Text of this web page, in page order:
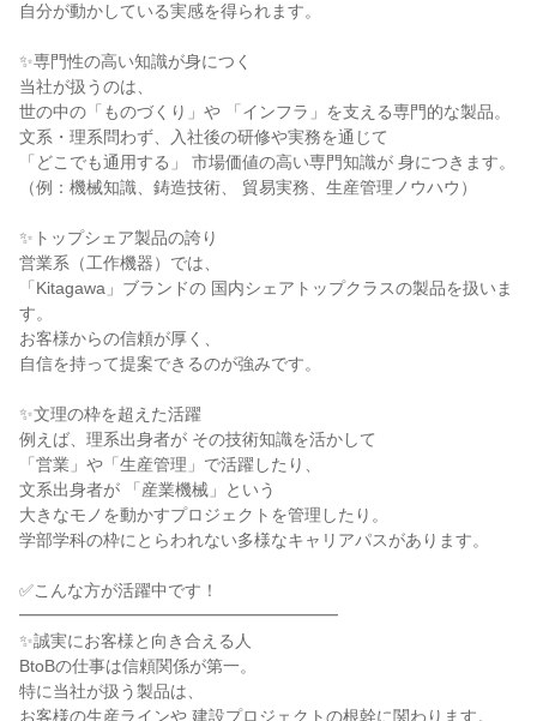
自分が動かしている実感を得られます。
✨専門性の高い知識が身につく
当社が扱うのは、
世の中の「ものづくり」や 「インフラ」を支える専門的な製品。
文系・理系問わず、入社後の研修や実務を通じて
「どこでも通用する」 市場価値の高い専門知識が 身につきます。
（例：機械知識、鋳造技術、 貿易実務、生産管理ノウハウ）
✨トップシェア製品の誇り
営業系（工作機器）では、
「Kitagawa」ブランドの 国内シェアトップクラスの製品を扱いま
す。
お客様からの信頼が厚く、
自信を持って提案できるのが強みです。
✨文理の枠を超えた活躍
例えば、理系出身者が その技術知識を活かして
「営業」や「生産管理」で活躍したり、
文系出身者が 「産業機械」という
大きなモノを動かすプロジェクトを管理したり。
学部学科の枠にとらわれない多様なキャリアパスがあります。
✅こんな方が活躍中です！
━━━━━━━━━━━━━━━━━━━
✨誠実にお客様と向き合える人
BtoBの仕事は信頼関係が第一。
特に当社が扱う製品は、
お客様の生産ラインや 建設プロジェクトの根幹に関わります。